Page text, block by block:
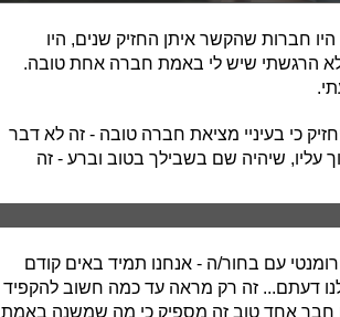
חברות שהקשר איתן החזיק שנים, היו
הרגשתי שיש לי באמת חברה אחת טובה.
כי בעיניי מציאת חברה טובה - זה לא דבר
עליו, שיהיה שם בשבילך בטוב וברע - זה
עם בחור/ה - אנחנו תמיד באים קודם
דעתם... זה רק מראה עד כמה חשוב להקפיד
חבר אחד טוב זה מספיק כי מה שמשנה באמת